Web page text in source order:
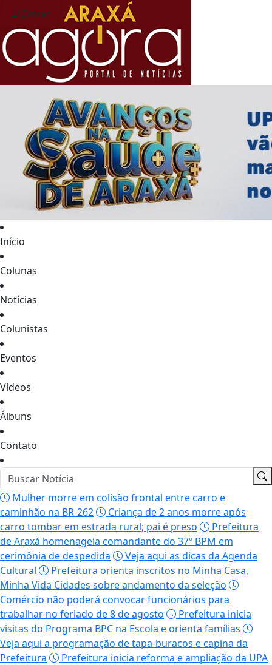
Entrar
Início
Colunas
Notícias
Colunistas
Eventos
Vídeos
Álbuns
Contato
Mulher morre em colisão frontal entre carro e
caminhão na BR-262
Criança de 2 anos morre após
carro tombar em estrada rural; pai é preso
Prefeitura
de Araxá homenageia comandante do 37º BPM em
cerimônia de despedida
Veja aqui as dicas da Agenda
Cultural
Prefeitura orienta inscritos no Minha Casa,
Minha Vida Cidades sobre andamento da seleção
Comércio não poderá convocar funcionários para
trabalhar no feriado de 8 de agosto
Prefeitura inicia
visitas do Programa BPC na Escola e orienta famílias
Veja aqui a programação de tapa-buracos e capina da
Prefeitura
Prefeitura inicia reforma e ampliação da UPA